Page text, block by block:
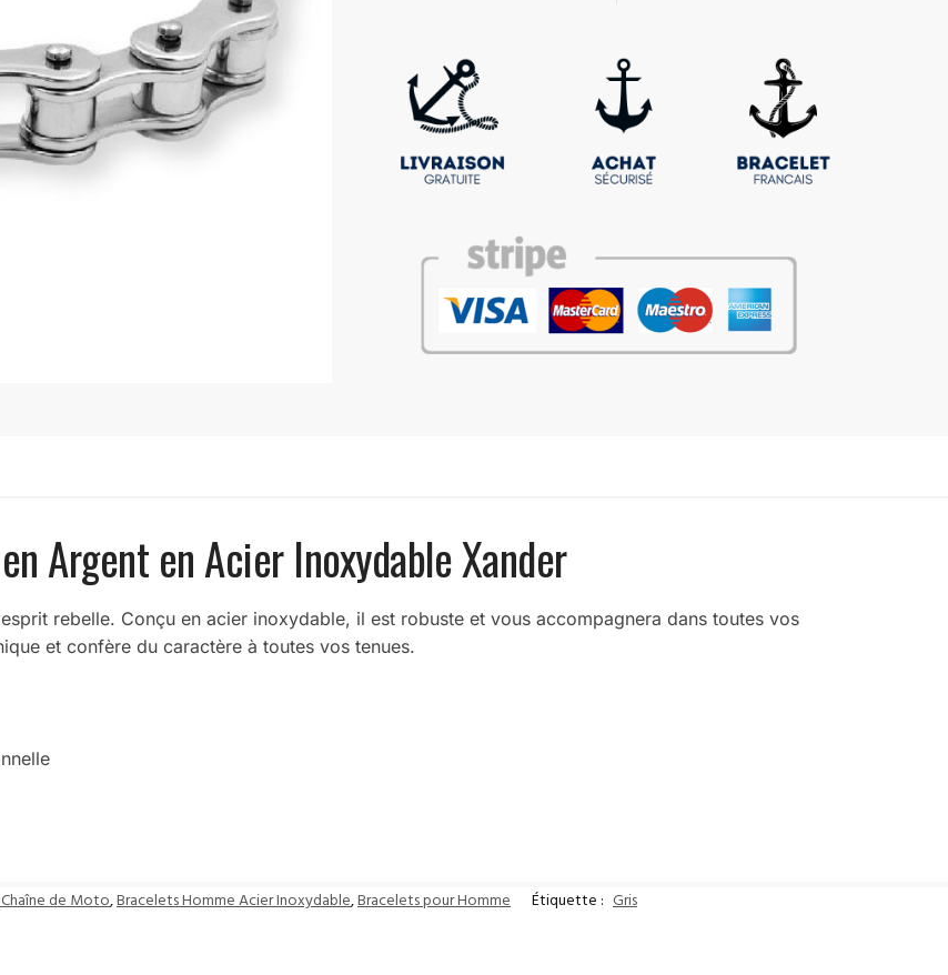
Argent en Acier Inoxydable Xander
rebelle. Conçu en acier inoxydable, il est robuste et vous accompagnera dans toutes vos
et confère du caractère à toutes vos tenues.
de Moto,Bracelets Homme Acier Inoxydable,Bracelets pour Homme Étiquette : Gris